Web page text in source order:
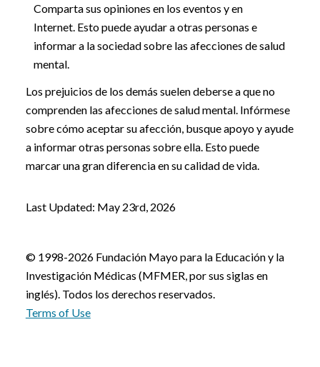
Comparta sus opiniones en los eventos y en
Internet. Esto puede ayudar a otras personas e
informar a la sociedad sobre las afecciones de salud
mental.
Los prejuicios de los demás suelen deberse a que no
comprenden las afecciones de salud mental. Infórmese
sobre cómo aceptar su afección, busque apoyo y ayude
a informar otras personas sobre ella. Esto puede
marcar una gran diferencia en su calidad de vida.
Last Updated: May 23rd, 2026
© 1998-2026 Fundación Mayo para la Educación y la
Investigación Médicas (MFMER, por sus siglas en
inglés). Todos los derechos reservados.
Terms of Use